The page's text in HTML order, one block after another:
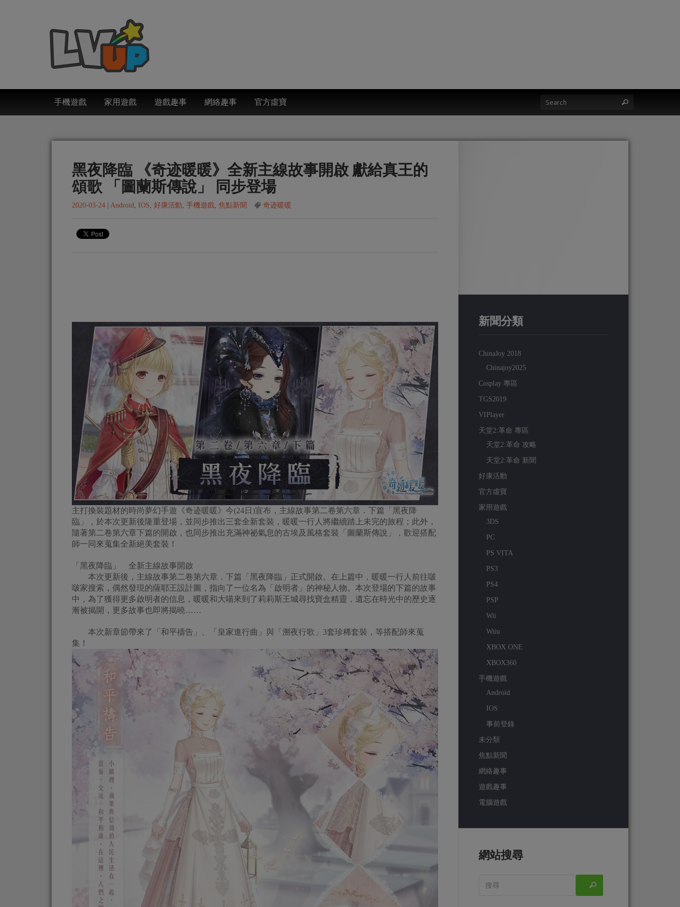
手機遊戲 家用遊戲 遊戲趣事 網絡趣事 官方虛寶
黑夜降臨 《奇迹暖暖》全新主線故事開啟 獻給真王的
頌歌 「圖蘭斯傳說」 同步登場
2020-03-24 Android, IOS, 好康活動, 手機遊戲, 焦點新聞 奇迹暖暖
主打換裝題材的時尚夢幻手遊《奇迹暖暖》今(24日)宣布，主線故事第二卷第六章．下篇「黑夜降
臨」，於本次更新後隆重登場，並同步推出三套全新套裝，暖暖一行人將繼續踏上未完的旅程；此外，
隨著第二卷第六章下篇的開啟，也同步推出充滿神祕氣息的古埃及風格套裝「圖蘭斯傳說」，歡迎搭配
師一同來蒐集全新絕美套裝！
「黑夜降臨」 全新主線故事開啟
本次更新後，主線故事第二卷第六章．下篇「黑夜降臨」正式開啟。在上篇中，暖暖一行人前往啵
啵家搜索，偶然發現的薩耶王設計圖，指向了一位名為「啟明者」的神秘人物。本次登場的下篇的故事
中，為了獲得更多啟明者的信息，暖暖和大喵來到了莉莉斯王城尋找寶盒精靈，遺忘在時光中的歷史逐
漸被揭開，更多故事也即將揭曉……
本次新章節帶來了「和平禱告」、「皇家進行曲」與「溯夜行歌」3套珍稀套裝，等搭配師來蒐
集！
新聞分類
ChinaJoy 2018
Chinajoy2025
Cosplay 專區
TGS2019
VIPlayer
天堂2:革命 專區
天堂2:革命 攻略
天堂2:革命 新聞
好康活動
官方虛寶
家用遊戲
3DS
PC
PS VITA
PS3
PS4
PSP
Wii
Wiiu
XBOX ONE
XBOX360
手機遊戲
Android
IOS
事前登錄
未分類
焦點新聞
網絡趣事
遊戲趣事
電腦遊戲
網站搜尋